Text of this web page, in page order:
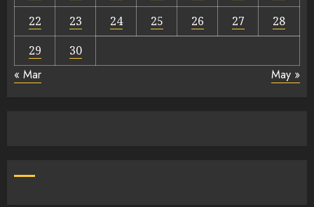
22
23 24 25 26 27
28
29
30
« Mar May »